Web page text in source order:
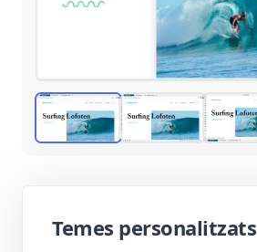
Temes personalitzats